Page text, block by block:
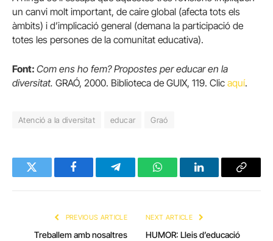
un canvi molt important, de caire global (afecta tots els
àmbits) i d’implicació general (demana la participació de
totes les persones de la comunitat educativa).
Font: Com ens ho fem? Propostes per educar en la
diversitat. GRAÓ, 2000. Biblioteca de GUIX, 119. Clic aquí.
Atenció a la diversitat educar Graó
Twitter FacebookTelegramWhatsAppLinkedInCopy
PREVIOUS ARTICLE
Treballem amb nosaltres
NEXT ARTICLE
HUMOR: Lleis d’educació